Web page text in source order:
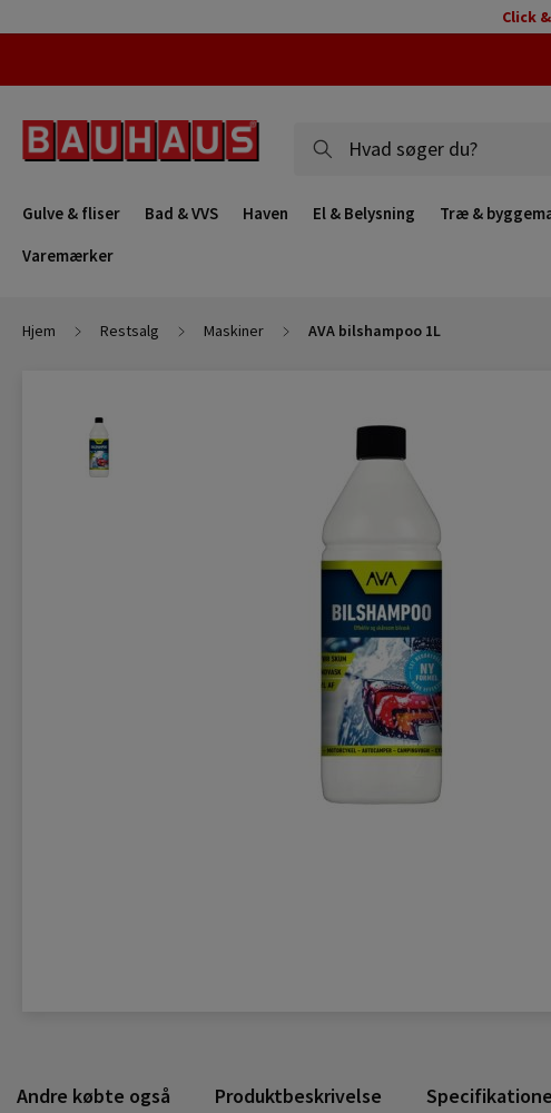
Click
Gulve & fliser Bad & VVS Haven El & Belysning Træ &
Varemærker
Hjem Restsalg Maskiner AVA bilshampoo 1L
Andre købte også Produktbeskrivelse